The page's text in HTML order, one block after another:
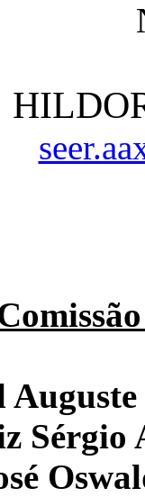
Sérgio